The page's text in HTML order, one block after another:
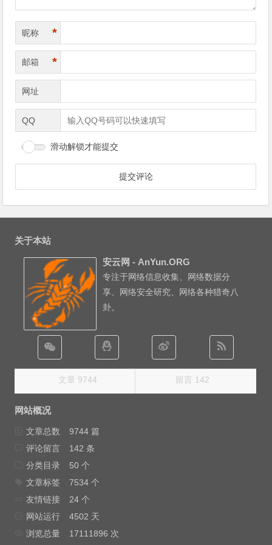
昵称 *
邮箱 *
网址
QQ
滑动解锁才能提交
关于本站
安云网 - AnYun.ORG
专注于网络信息收集、网络数据分
享、网络安全研究、网络各种猎奇八
卦。
文章 9744 留言 142
网站概况
文章总数
9744 篇
评论留言
142 条
分类目录
50 个
文章标签
7534 个
友情链接
24 个
网站运行
4502 天
浏览总量
17111896 次